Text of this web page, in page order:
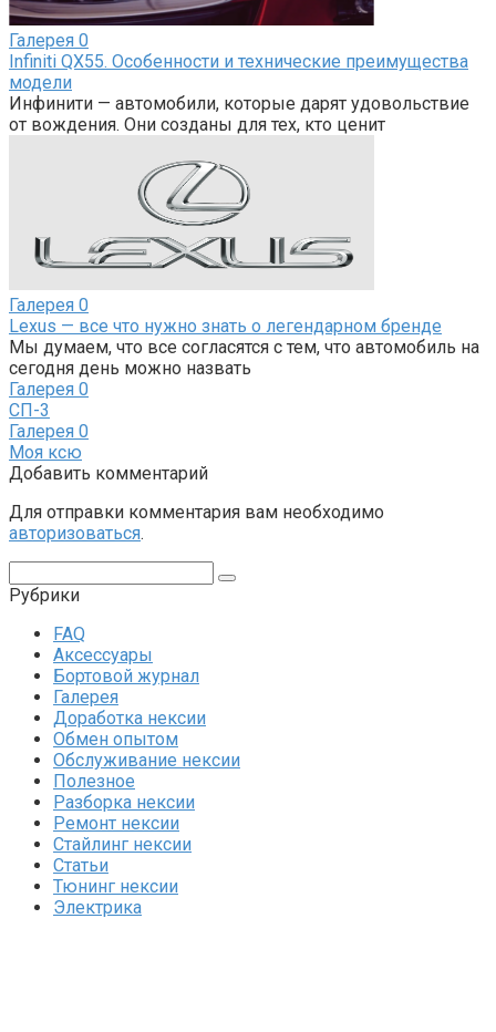
Галерея 0
Infiniti QX55. Особенности и технические преимущества
модели
Инфинити — автомобили, которые дарят удовольствие
от вождения. Они созданы для тех, кто ценит
Галерея 0
Lexus — все что нужно знать о легендарном бренде
Мы думаем, что все согласятся с тем, что автомобиль на
сегодня день можно назвать
Галерея 0
СП-3
Галерея 0
Моя ксю
Добавить комментарий
Для отправки комментария вам необходимо
авторизоваться.
Рубрики
FAQ
Аксессуары
Бортовой журнал
Галерея
Доработка нексии
Обмен опытом
Обслуживание нексии
Полезное
Разборка нексии
Ремонт нексии
Стайлинг нексии
Статьи
Тюнинг нексии
Электрика